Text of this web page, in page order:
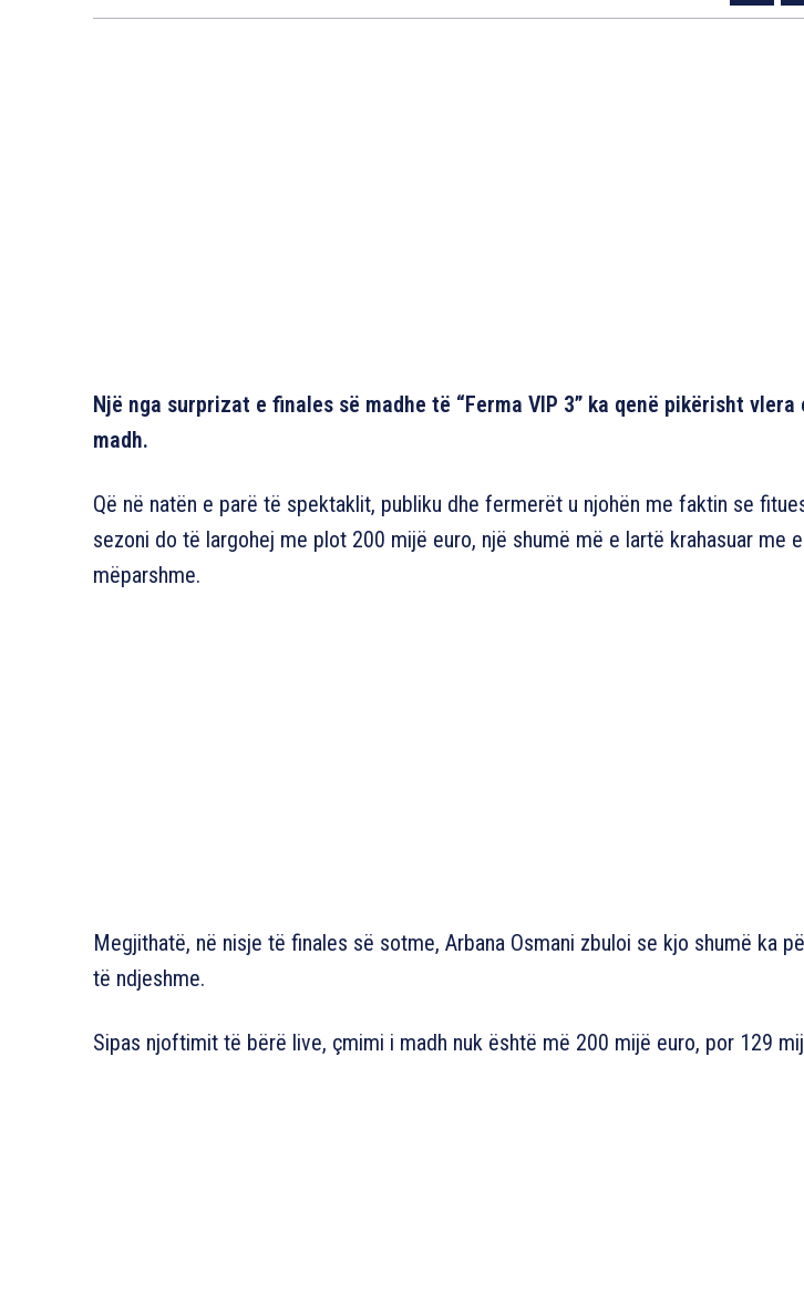
Një nga surprizat e finales së madhe të “Ferma VIP 3” ka qenë pikërisht
madh.
Që në natën e parë të spektaklit, publiku dhe fermerët u njohën me faktin se
sezoni do të largohej me plot 200 mijë euro, një shumë më e lartë krahasuar me
mëparshme.
Megjithatë, në nisje të finales së sotme, Arbana Osmani zbuloi se kjo shumë ka
të ndjeshme.
Sipas njoftimit të bërë live, çmimi i madh nuk është më 200 mijë euro, por 129